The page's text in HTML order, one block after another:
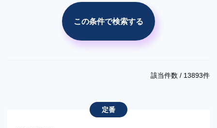
市場調査・分析 競合調査・分析
この条件で検索する
該当件数 / 13893件
定番